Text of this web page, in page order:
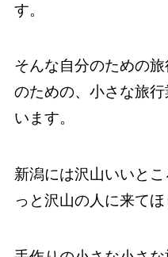
す。
そんな自分のための
のための、小さな旅
います。
新潟には沢山いいと
っと沢山の人に来て